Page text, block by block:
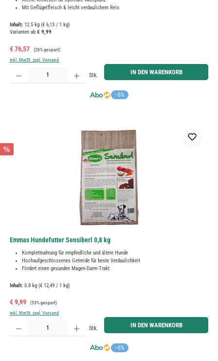
Mit Geflügelfleisch & leicht verdaulichem Reis
Inhalt: 12.5 kg (€ 6,13 / 1 kg)
Varianten ab € 9,99
Verkaufspreis:
€ 76,57 Regulärer Preis:
(26% gespart)
inkl. MwSt. zzgl. Versand
−6%
Produkt Anzahl: Gib den gewünschten Wert ein oder benutze die Schaltflächen um die Anzahl zu
Stk. IN DEN WARENKORB
%
Emmas Hundefutter Sensiberl 0,8 kg
Komplettnahrung für empfindliche und ältere Hunde
Hochaufgeschlossenes Getreide für beste Verdaulichkeit
Fördert einen gesunden Magen-Darm-Trakt
Inhalt: 0.8 kg (€ 12,49 / 1 kg)
Verkaufspreis:
€ 9,99 Regulärer Preis:
(53% gespart)
inkl. MwSt. zzgl. Versand
−6%
Produkt Anzahl: Gib den gewünschten Wert ein oder benutze die Schaltflächen um die Anzahl zu
Stk. IN DEN WARENKORB